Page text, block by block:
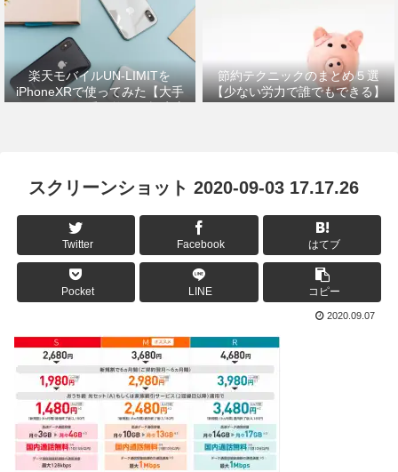
楽天モバイルUN-LIMITを
iPhoneXRで使ってみた【大手
キャリアから乗り換えの設定方
節約テクニックのまとめ５選
【少ない労力で誰でもできる】
スクリーンショット 2020-09-03 17.17.26
Twitter Facebook はてブ
Pocket LINE コピー
2020.09.07